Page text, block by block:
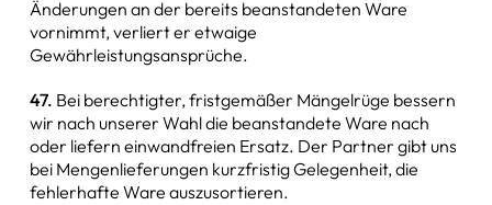
Änderungen an der bereits beanstandeten Ware
vornimmt, verliert er etwaige
Gewährleistungsansprüche.
47. Bei berechtigter, fristgemäßer Mängelrüge bessern
wir nach unserer Wahl die beanstandete Ware nach
oder liefern einwandfreien Ersatz. Der Partner gibt uns
bei Mengenlieferungen kurzfristig Gelegenheit, die
fehlerhafte Ware auszusortieren.